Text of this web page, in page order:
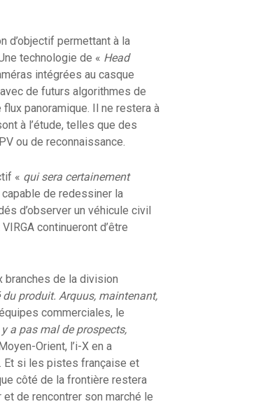
d’objectif permettant à la
technologie de « Head
intégrées au casque
de futurs algorithmes de
panoramique. Il ne restera à
à l’étude, telles que des
ou de reconnaissance.
« qui sera certainement
de redessiner la
d’observer un véhicule civil
continueront d’être
branches de la division
produit. Arquus, maintenant,
commerciales, le
y a pas mal de prospects,
Orient, l’i-X en a
Et si les pistes française et
côté de la frontière restera
de rencontrer son marché le